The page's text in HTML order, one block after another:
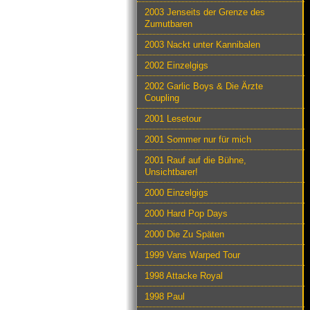
2003 Jenseits der Grenze des
Zumutbaren
2003 Nackt unter Kannibalen
2002 Einzelgigs
2002 Garlic Boys & Die Ärzte
Coupling
2001 Lesetour
2001 Sommer nur für mich
2001 Rauf auf die Bühne,
Unsichtbarer!
2000 Einzelgigs
2000 Hard Pop Days
2000 Die Zu Späten
1999 Vans Warped Tour
1998 Attacke Royal
1998 Paul